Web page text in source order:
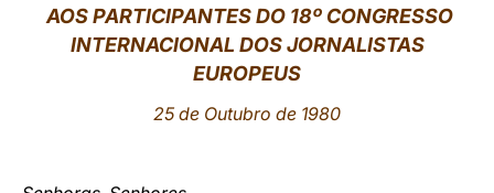
中文
LATINE
AOS PARTICIPANTES DO 18º CONGRESSO
INTERNACIONAL DOS JORNALISTAS
EUROPEUS
25 de Outubro de 1980